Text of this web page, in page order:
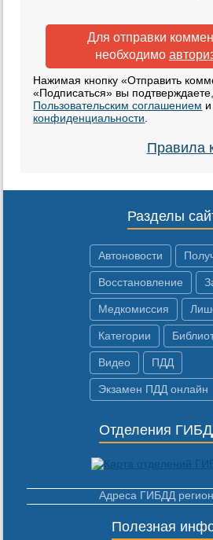
Для отправки
необходимо
Нажимая кнопку «Отправить
«Подписаться» вы
Пользовательским соглашением и
конфиденциальности
Правила
Разделы
Автоновости
Восстановление
Медкомиссия
Категории
Видео ПДД
Экзамен ПДД онлайн
Отделения
Адреса ГИБДД
Полезная